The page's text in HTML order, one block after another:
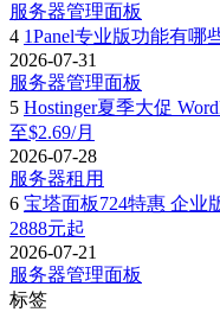
服务器管理面板
4 1Panel专业版功能有哪
2026-07-31
服务器管理面板
5 Hostinger夏季大促
至$2.69/月
2026-07-28
服务器租用
6 宝塔面板724特惠 企业
2888元起
2026-07-21
服务器管理面板
标签